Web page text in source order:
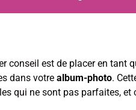
conseil est de placer en tant
dans votre album-photo.
qui ne sont pas parfaites,